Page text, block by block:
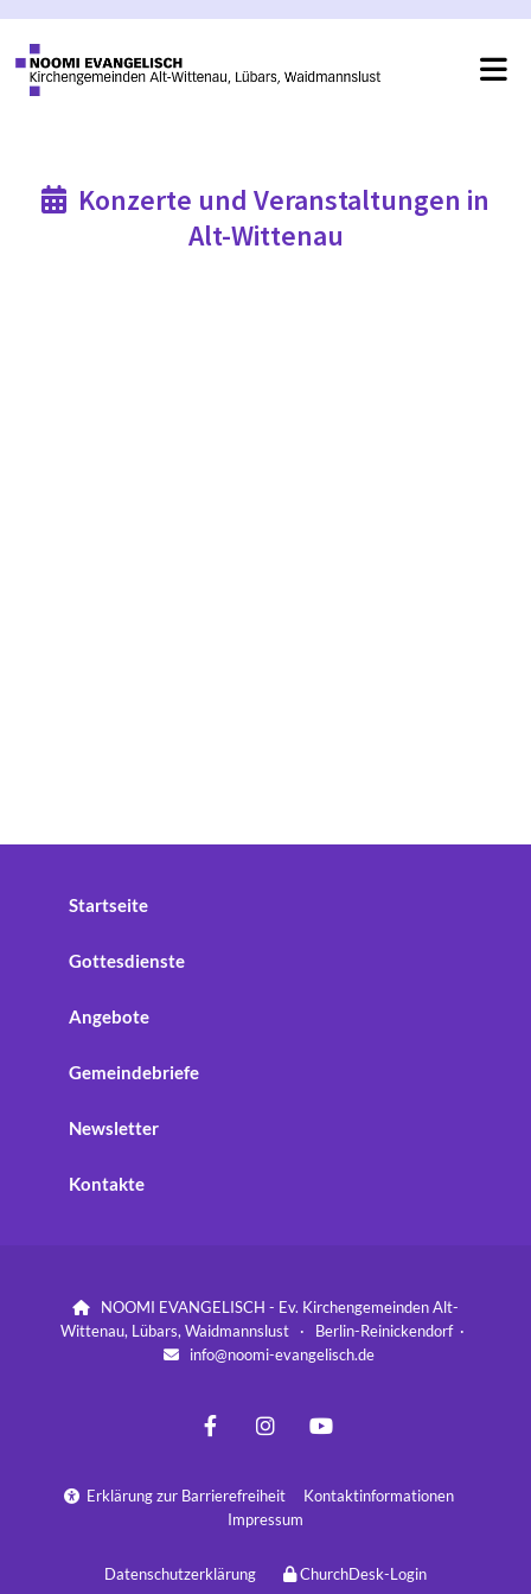
 Konzerte und Veranstaltungen in
Alt-Wittenau
Startseite
Gottesdienste
Angebote
Gemeindebriefe
Newsletter
Kontakte

NOOMI EVANGELISCH - Ev. Kirchengemeinden Alt-
Wittenau, Lübars, Waidmannslust · Berlin-Reinickendorf ·
 info@noomi-evangelisch.de
 Erklärung zur Barrierefreiheit
Kontaktinformationen
Impressum
Datenschutzerklärung ChurchDesk-Login